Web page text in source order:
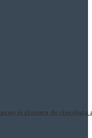
si glazura de ciocolata